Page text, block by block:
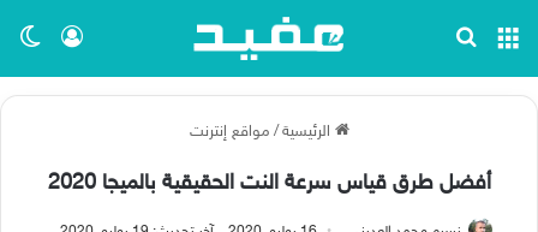
تسجيل القائمة
الرئيسية / مواقع إنترنت
أفضل طرق قياس سرعة النت الحقيقية بالميجا 2020